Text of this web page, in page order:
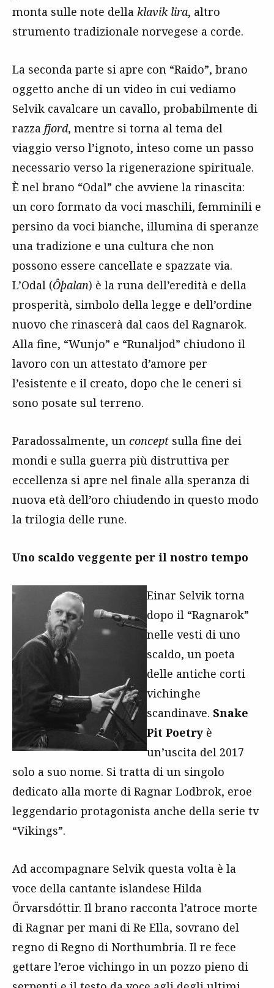
monta sulle note della klavik lira, altro
strumento tradizionale norvegese a corde.
La seconda parte si apre con “Raido”, brano
oggetto anche di un video in cui vediamo
Selvik cavalcare un cavallo, probabilmente di
razza fjord, mentre si torna al tema del
viaggio verso l’ignoto, inteso come un passo
necessario verso la rigenerazione spirituale.
È nel brano “Odal” che avviene la rinascita:
un coro formato da voci maschili, femminili e
persino da voci bianche, illumina di speranze
una tradizione e una cultura che non
possono essere cancellate e spazzate via.
L’Odal (Ôþalan) è la runa dell’eredità e della
prosperità, simbolo della legge e dell’ordine
nuovo che rinascerà dal caos del Ragnarok.
Alla fine, “Wunjo” e “Runaljod” chiudono il
lavoro con un attestato d’amore per
l’esistente e il creato, dopo che le ceneri si
sono posate sul terreno.
Paradossalmente, un concept sulla fine dei
mondi e sulla guerra più distruttiva per
eccellenza si apre nel finale alla speranza di
nuova età dell’oro chiudendo in questo modo
la trilogia delle rune.
Uno scaldo veggente per il nostro tempo
Einar Selvik torna
dopo il “Ragnarok”
nelle vesti di uno
scaldo, un poeta
delle antiche corti
vichinghe
scandinave. Snake
Pit Poetry è
un’uscita del 2017
solo a suo nome. Si tratta di un singolo
dedicato alla morte di Ragnar Lodbrok, eroe
leggendario protagonista anche della serie tv
“Vikings”.
Ad accompagnare Selvik questa volta è la
voce della cantante islandese Hilda
Örvarsdóttir. Il brano racconta l’atroce morte
di Ragnar per mani di Re Ella, sovrano del
regno di Regno di Northumbria. Il re fece
gettare l’eroe vichingo in un pozzo pieno di